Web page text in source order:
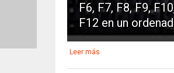
F6, F7, F8, F9,
F12 en un
Leer más